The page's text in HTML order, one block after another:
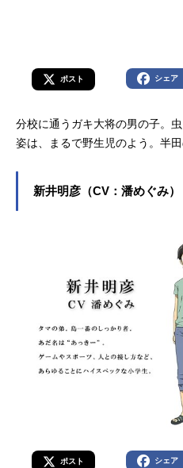
ポスト シェア
分校に通うガキ大将の男の子。
姿は、まるで野生児のよう。半
新井明彦（CV：潘めぐみ）
ポスト シェア